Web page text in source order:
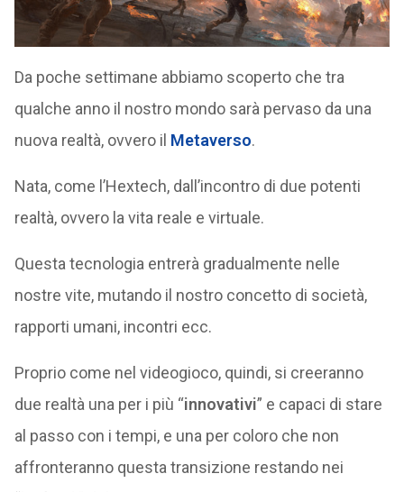
Da poche settimane abbiamo scoperto che tra
qualche anno il nostro mondo sarà pervaso da una
nuova realtà, ovvero il Metaverso.
Nata, come l’Hextech, dall’incontro di due potenti
realtà, ovvero la vita reale e virtuale.
Questa tecnologia entrerà gradualmente nelle
nostre vite, mutando il nostro concetto di società,
rapporti umani, incontri ecc.
Proprio come nel videogioco, quindi, si creeranno
due realtà una per i più “innovativi” e capaci di stare
al passo con i tempi, e una per coloro che non
affronteranno questa transizione restando nei